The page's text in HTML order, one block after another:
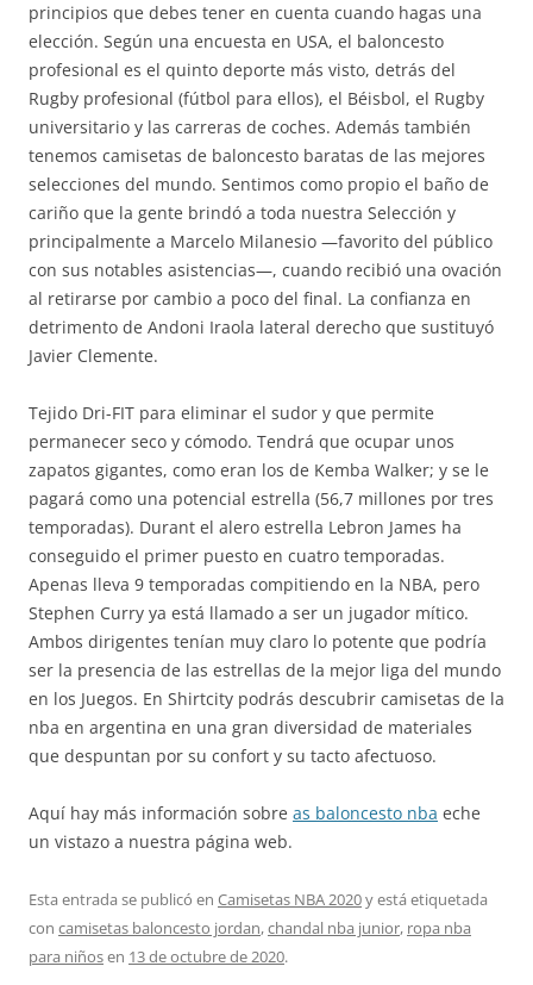
principios que debes tener en cuenta cuando hagas una
elección. Según una encuesta en USA, el baloncesto
profesional es el quinto deporte más visto, detrás del
Rugby profesional (fútbol para ellos), el Béisbol, el Rugby
universitario y las carreras de coches. Además también
tenemos camisetas de baloncesto baratas de las mejores
selecciones del mundo. Sentimos como propio el baño de
cariño que la gente brindó a toda nuestra Selección y
principalmente a Marcelo Milanesio —favorito del público
con sus notables asistencias—, cuando recibió una ovación
al retirarse por cambio a poco del final. La confianza en
detrimento de Andoni Iraola lateral derecho que sustituyó
Javier Clemente.
Tejido Dri-FIT para eliminar el sudor y que permite
permanecer seco y cómodo. Tendrá que ocupar unos
zapatos gigantes, como eran los de Kemba Walker; y se le
pagará como una potencial estrella (56,7 millones por tres
temporadas). Durant el alero estrella Lebron James ha
conseguido el primer puesto en cuatro temporadas.
Apenas lleva 9 temporadas compitiendo en la NBA, pero
Stephen Curry ya está llamado a ser un jugador mítico.
Ambos dirigentes tenían muy claro lo potente que podría
ser la presencia de las estrellas de la mejor liga del mundo
en los Juegos. En Shirtcity podrás descubrir camisetas de la
nba en argentina en una gran diversidad de materiales
que despuntan por su confort y su tacto afectuoso.
Aquí hay más información sobre as baloncesto nba eche
un vistazo a nuestra página web.
Esta entrada se publicó en Camisetas NBA 2020y está etiquetada
con camisetas baloncesto jordan,chandal nba junior, ropa nba
para niñosen 13 de octubre de 2020.